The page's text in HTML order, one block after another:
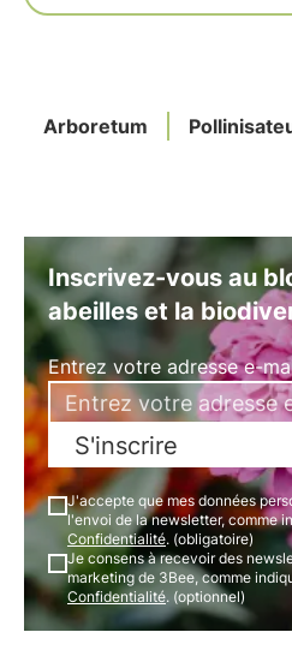
Arboretum
Inscrivez-vous au
abeilles et la
Entrez votre adresse e-
S'inscrire
J'accepte que mes données
l'envoi de la newsletter, comme
Confidentialité. (obligatoire)
Je consens à recevoir des
marketing de 3Bee, comme
Confidentialité. (optionnel)